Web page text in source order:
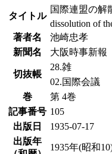
タイトル
国際連盟の解
dissolution of
著者名
池崎忠孝
新聞名
大阪時事新報
切抜帳
28.雑
02.国際会議
巻
第 4巻
記事番号 105
出版日
1935-07-17
出版年
1935年(昭和